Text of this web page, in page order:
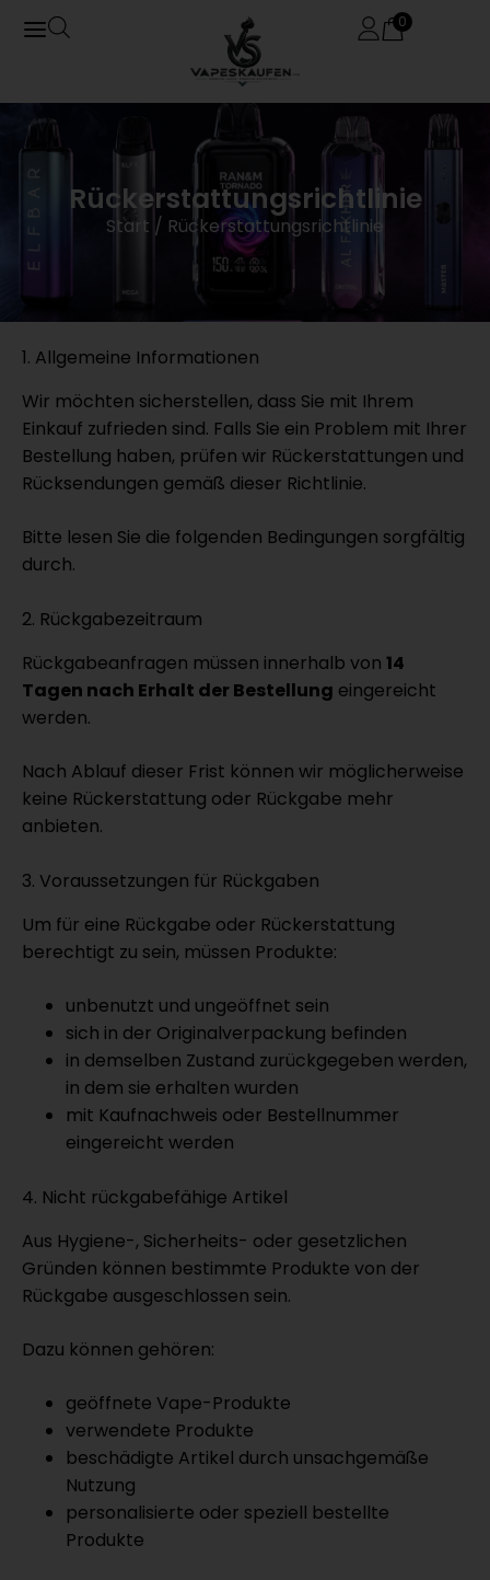
0
Rückerstattungsrichtlinie
Start / Rückerstattungsrichtlinie
1. Allgemeine Informationen
Wir möchten sicherstellen, dass Sie mit Ihrem
Einkauf zufrieden sind. Falls Sie ein Problem mit Ihrer
Bestellung haben, prüfen wir Rückerstattungen und
Rücksendungen gemäß dieser Richtlinie.
Bitte lesen Sie die folgenden Bedingungen sorgfältig
durch.
2. Rückgabezeitraum
Rückgabeanfragen müssen innerhalb von 14
Tagen nach Erhalt der Bestellung eingereicht
werden.
Nach Ablauf dieser Frist können wir möglicherweise
keine Rückerstattung oder Rückgabe mehr
anbieten.
3. Voraussetzungen für Rückgaben
Um für eine Rückgabe oder Rückerstattung
berechtigt zu sein, müssen Produkte:
unbenutzt und ungeöffnet sein
sich in der Originalverpackung befinden
in demselben Zustand zurückgegeben werden,
in dem sie erhalten wurden
mit Kaufnachweis oder Bestellnummer
eingereicht werden
4. Nicht rückgabefähige Artikel
Aus Hygiene-, Sicherheits- oder gesetzlichen
Gründen können bestimmte Produkte von der
Rückgabe ausgeschlossen sein.
Dazu können gehören:
geöffnete Vape-Produkte
verwendete Produkte
beschädigte Artikel durch unsachgemäße
Nutzung
personalisierte oder speziell bestellte
Produkte